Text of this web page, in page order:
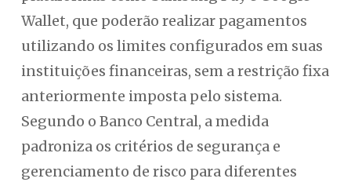
Wallet, que poderão realizar pagamentos
utilizando os limites configurados em suas
instituições financeiras, sem a restrição fixa
anteriormente imposta pelo sistema.
Segundo o Banco Central, a medida
padroniza os critérios de segurança e
gerenciamento de risco para diferentes